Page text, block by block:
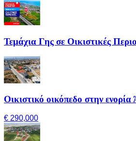
Τεμάχια Γης σε Οικιστικές
Οικιστικό οικόπεδο στην ενορία
€ 290,000